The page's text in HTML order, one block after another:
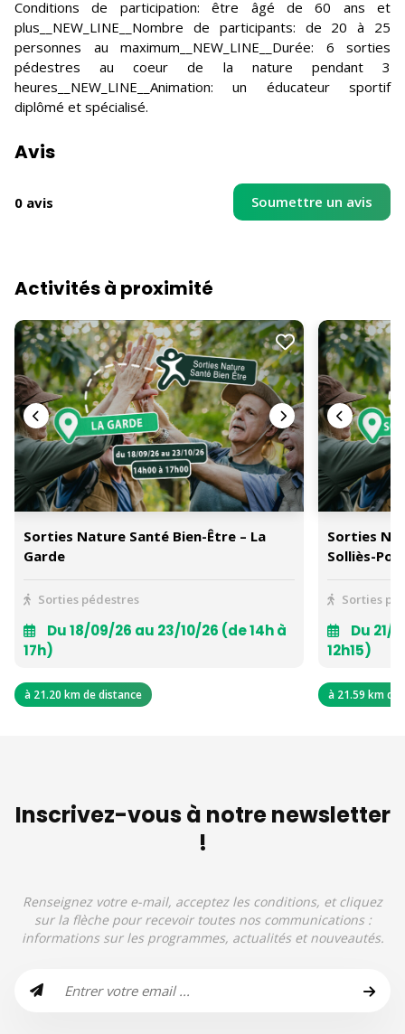
Conditions de participation: être âgé de 60 ans et
plus__NEW_LINE__Nombre de participants: de 20 à 25
personnes au maximum__NEW_LINE__Durée: 6 sorties
pédestres au coeur de la nature pendant 3
heures__NEW_LINE__Animation: un éducateur sportif
diplômé et spécialisé.
Avis
0 avis Soumettre un avis
Activités à proximité
Sorties Nature Santé Bien-Être – La
Garde
Sorties pédestres
Du 18/09/26 au 23/10/26 (de 14h à
17h)
à 21.20 km de distance
Sorties
Solliès-
Sorties
Du 21/
12h15)
à 21.59 km de
Inscrivez-vous à notre newsletter
!
Renseignez votre e-mail, acceptez les conditions, et cliquez
sur la flèche pour recevoir toutes nos communications :
informations sur les programmes, actualités et nouveautés.